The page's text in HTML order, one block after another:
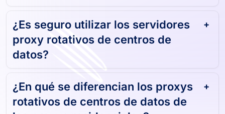
¿Es seguro utilizar los servidores
proxy rotativos de centros de
datos?
¿En qué se diferencian los proxys
rotativos de centros de datos de